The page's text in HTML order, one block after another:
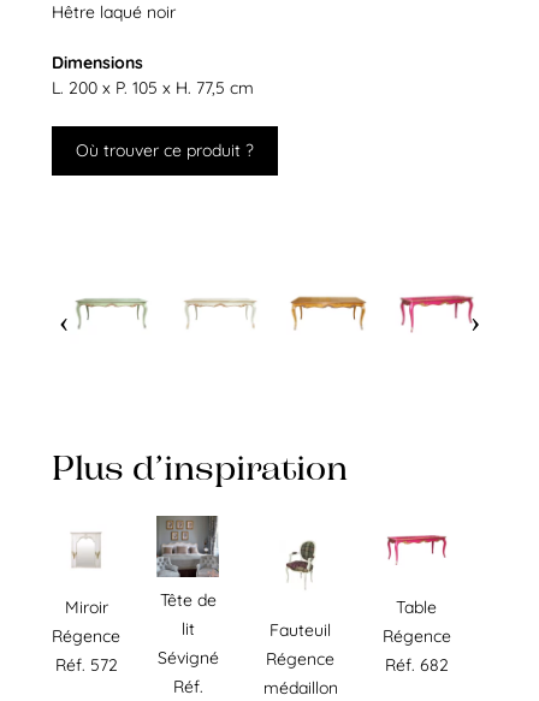
Hêtre laqué noir
Dimensions
L. 200 x P. 105 x H. 77,5 cm
Où trouver ce produit ?
Plus d’inspiration
Miroir
Régence
Réf. 572
Tête de
lit
Sévigné
Réf.
Fauteuil
Régence
médaillon
Table
Régence
Réf. 682